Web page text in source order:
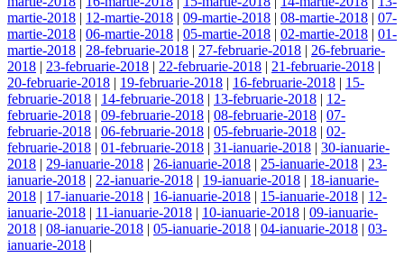
martie-2018 | 12-martie-2018 | 09-martie-2018 | 08-martie-2018 | 07-
martie-2018 | 06-martie-2018 | 05-martie-2018 | 02-martie-2018 | 01-
martie-2018 | 28-februarie-2018 | 27-februarie-2018 | 26-februarie-
2018 | 23-februarie-2018 | 22-februarie-2018 | 21-februarie-2018 |
20-februarie-2018 | 19-februarie-2018 | 16-februarie-2018 | 15-
februarie-2018 | 14-februarie-2018 | 13-februarie-2018 | 12-
februarie-2018 | 09-februarie-2018 | 08-februarie-2018 | 07-
februarie-2018 | 06-februarie-2018 | 05-februarie-2018 | 02-
februarie-2018 | 01-februarie-2018 | 31-ianuarie-2018 | 30-ianuarie-
2018 | 29-ianuarie-2018 | 26-ianuarie-2018 | 25-ianuarie-2018 | 23-
ianuarie-2018 | 22-ianuarie-2018 | 19-ianuarie-2018 | 18-ianuarie-
2018 | 17-ianuarie-2018 | 16-ianuarie-2018 | 15-ianuarie-2018 | 12-
ianuarie-2018 | 11-ianuarie-2018 | 10-ianuarie-2018 | 09-ianuarie-
2018 | 08-ianuarie-2018 | 05-ianuarie-2018 | 04-ianuarie-2018 | 03-
ianuarie-2018 |